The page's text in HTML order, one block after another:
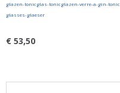
glazen-tonicglas-tonicglazen-verre-a-gin-
glasses-glaeser
€ 53,50